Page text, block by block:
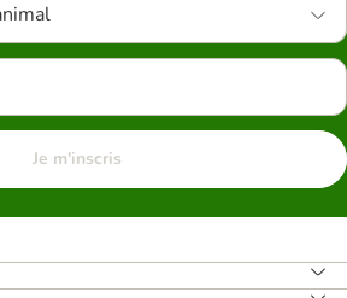
Je m'inscris